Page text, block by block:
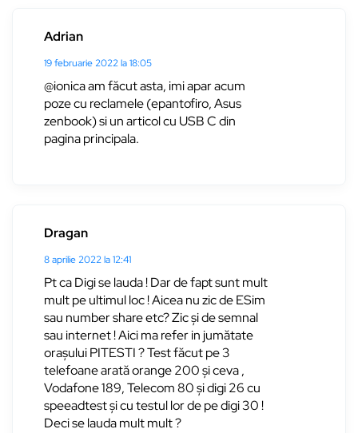
Adrian
19 februarie 2022 la 18:05
@ionica am făcut asta, imi apar acum
poze cu reclamele (epantofiro, Asus
zenbook) si un articol cu USB C din
pagina principala.
Dragan
8 aprilie 2022 la 12:41
Pt ca Digi se lauda ! Dar de fapt sunt mult
mult pe ultimul loc ! Aicea nu zic de ESim
sau number share etc? Zic și de semnal
sau internet ! Aici ma refer in jumătate
orașului PITESTI ? Test făcut pe 3
telefoane arată orange 200 și ceva ,
Vodafone 189, Telecom 80 și digi 26 cu
speeadtest și cu testul lor de pe digi 30 !
Deci se lauda mult mult ?